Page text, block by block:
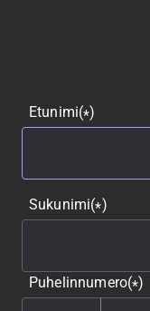
Etunimi(*)
Sukunimi(*)
Puhelinnumero(*)